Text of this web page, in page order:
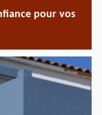
pour vos